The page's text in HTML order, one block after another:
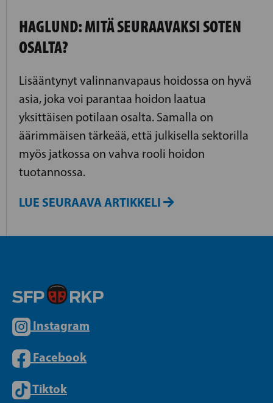
HAGLUND: MITÄ SEURAAVAKSI SOTEN
OSALTA?
Lisääntynyt valinnanvapaus hoidossa on hyvä
asia, joka voi parantaa hoidon laatua
yksittäisen potilaan osalta. Samalla on
äärimmäisen tärkeää, että julkisella sektorilla
myös jatkossa on vahva rooli hoidon
tuotannossa.
LUE SEURAAVA ARTIKKELI
Instagram
Facebook
Tiktok